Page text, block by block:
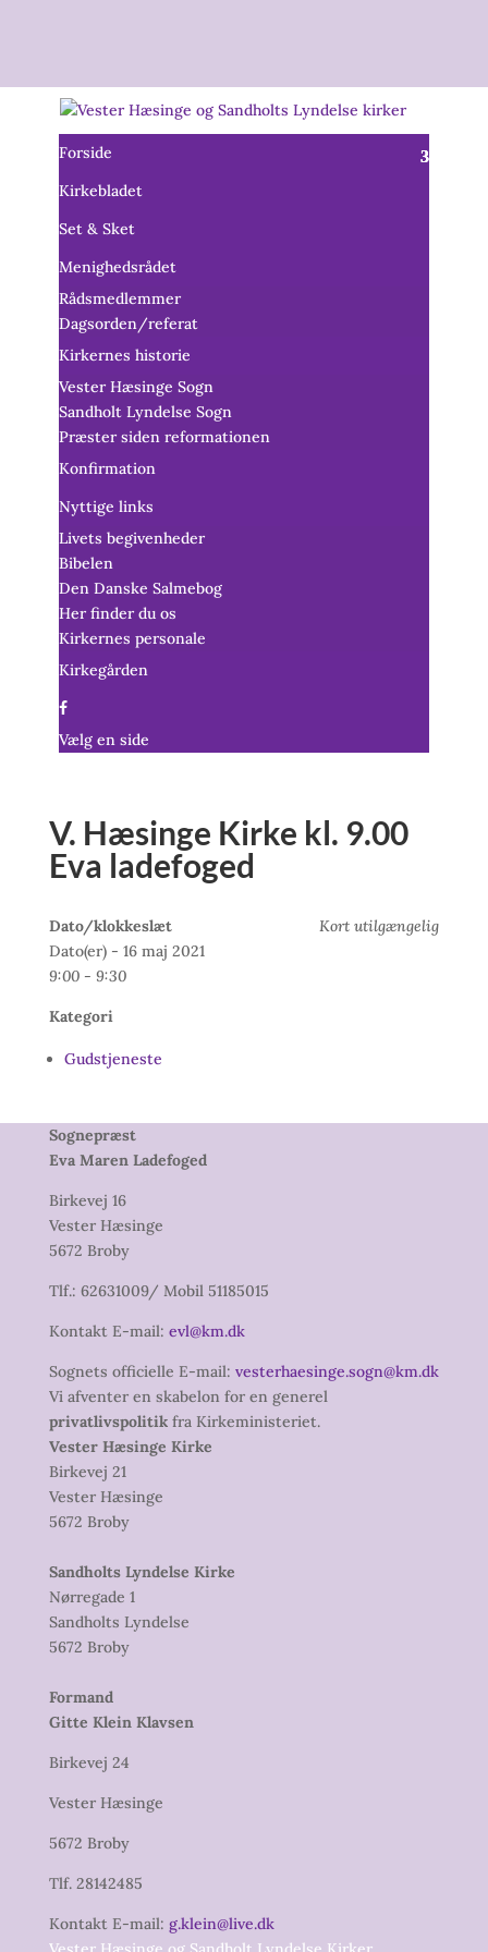
Forside
Kirkebladet
Set & Sket
Menighedsrådet
Rådsmedlemmer
Dagsorden/referat
Kirkernes historie
Vester Hæsinge Sogn
Sandholt Lyndelse Sogn
Præster siden reformationen
Konfirmation
Nyttige links
Livets begivenheder
Bibelen
Den Danske Salmebog
Her finder du os
Kirkernes personale
Kirkegården
Vælg en side
V. Hæsinge Kirke kl. 9.00
Eva ladefoged
Kort utilgængelig
Dato/klokkeslæt
Dato(er) - 16 maj 2021
9:00 - 9:30
Kategori
Gudstjeneste
Sognepræst
Eva Maren Ladefoged
Birkevej 16
Vester Hæsinge
5672 Broby
Tlf.: 62631009/ Mobil 51185015
Kontakt E-mail: evl@km.dk
Sognets officielle E-mail: vesterhaesinge.sogn@km.dk
Vi afventer en skabelon for en generel
privatlivspolitikfra Kirkeministeriet.
Vester Hæsinge Kirke
Birkevej 21
Vester Hæsinge
5672 Broby
Sandholts Lyndelse Kirke
Nørregade 1
Sandholts Lyndelse
5672 Broby
Formand
Gitte Klein Klavsen
Birkevej 24
Vester Hæsinge
5672 Broby
Tlf. 28142485
Kontakt E-mail: g.klein@live.dk